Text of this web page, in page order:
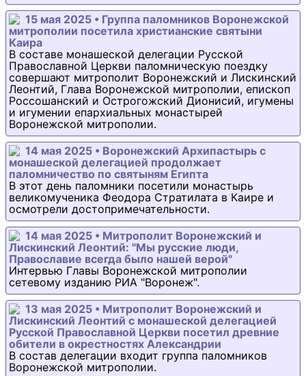
15 мая 2025 • Группа паломников Воронежской
митрополии посетила христианские святыни
Каира
В составе монашеской делегации Русской
Православной Церкви паломническую поездку
совершают митрополит Воронежский и Лискинский
Леонтий, Глава Воронежской митрополии, епископ
Россошанский и Острогожский Дионисий, игумены
и игумении епархиальных монастырей
Воронежской митрополии.
14 мая 2025 • Воронежский Архипастырь с
монашеской делегацией продолжает
паломничество по святыням Египта
В этот день паломники посетили монастырь
великомученика Феодора Стратилата в Каире и
осмотрели достопримечательности.
14 мая 2025 • Митрополит Воронежский и
Лискинский Леонтий: "Мы русские люди,
Православие всегда было нашей верой"
Интервью Главы Воронежской митрополии
сетевому изданию РИА "Воронеж".
13 мая 2025 • Митрополит Воронежский и
Лискинский Леонтий с монашеской делегацией
Русской Православной Церкви посетил древние
обители в окрестностях Александрии
В состав делегации входит группа паломников
Воронежской митрополии.